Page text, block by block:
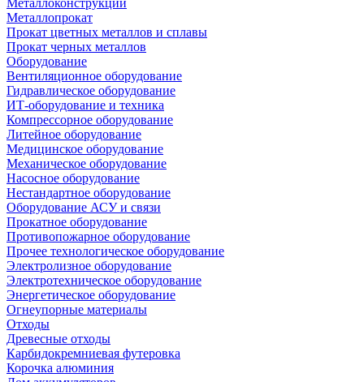
Металлоконструкции
Металлопрокат
Прокат цветных металлов и сплавы
Прокат черных металлов
Оборудование
Вентиляционное оборудование
Гидравлическое оборудование
ИТ-оборудование и техника
Компрессорное оборудование
Литейное оборудование
Медицинское оборудование
Механическое оборудование
Насосное оборудование
Нестандартное оборудование
Оборудование АСУ и связи
Прокатное оборудование
Противопожарное оборудование
Прочее технологическое оборудование
Электролизное оборудование
Электротехническое оборудование
Энергетическое оборудование
Огнеупорные материалы
Отходы
Древесные отходы
Карбидокремниевая футеровка
Корочка алюминия